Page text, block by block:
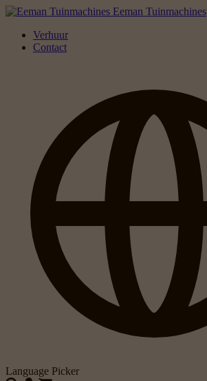
Eeman Tuinmachines
Verhuur
Contact
Language Picker